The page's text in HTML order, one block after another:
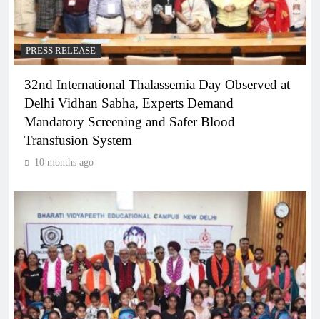
PRESS RELEASE
32nd International Thalassemia Day Observed at
Delhi Vidhan Sabha, Experts Demand
Mandatory Screening and Safer Blood
Transfusion System
10 months ago